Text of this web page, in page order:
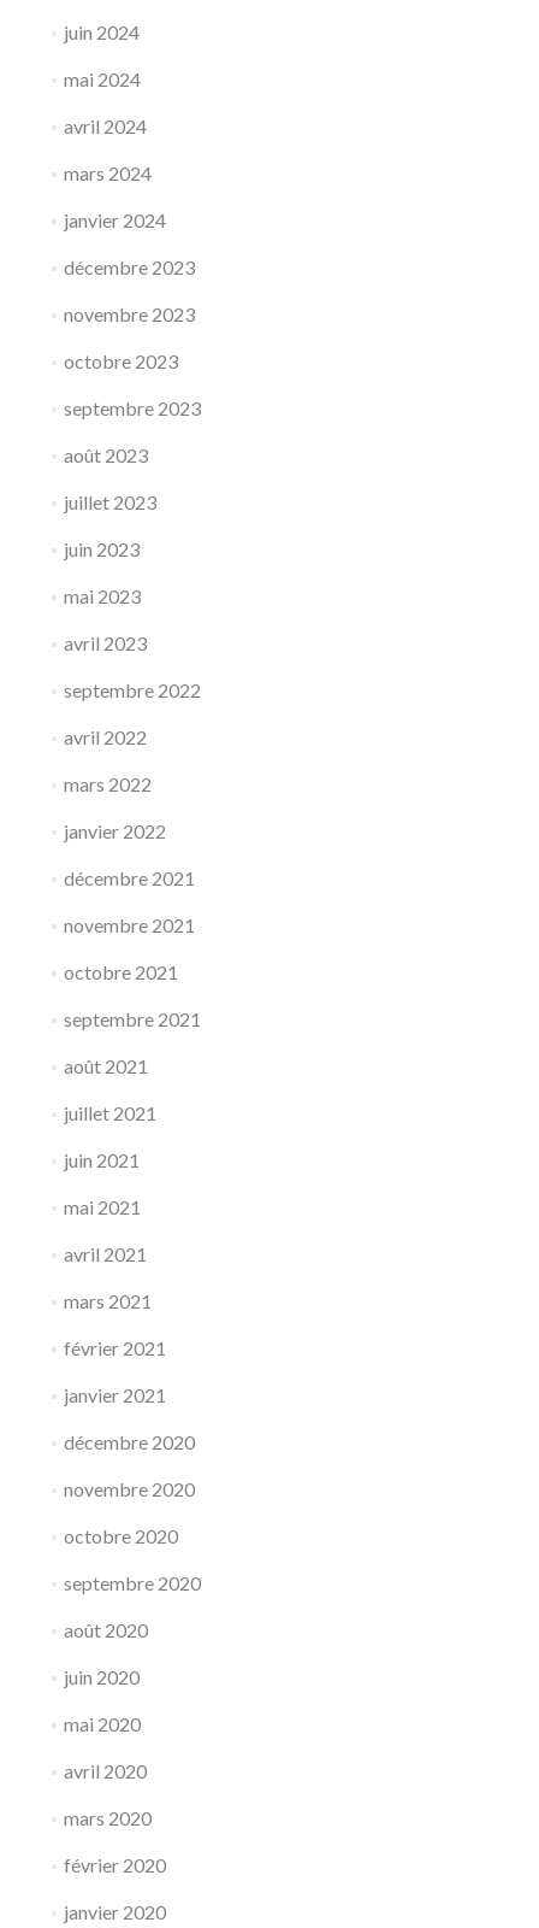
juin 2024
mai 2024
avril 2024
mars 2024
janvier 2024
décembre 2023
novembre 2023
octobre 2023
septembre 2023
août 2023
juillet 2023
juin 2023
mai 2023
avril 2023
septembre 2022
avril 2022
mars 2022
janvier 2022
décembre 2021
novembre 2021
octobre 2021
septembre 2021
août 2021
juillet 2021
juin 2021
mai 2021
avril 2021
mars 2021
février 2021
janvier 2021
décembre 2020
novembre 2020
octobre 2020
septembre 2020
août 2020
juin 2020
mai 2020
avril 2020
mars 2020
février 2020
janvier 2020